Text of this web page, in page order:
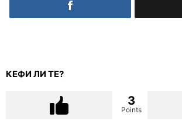
КЕФИ ЛИ ТЕ?
3
Points